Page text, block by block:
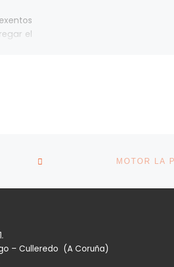
el
VOLVER A LA LISTA DE
– Culleredo (A Coruña)